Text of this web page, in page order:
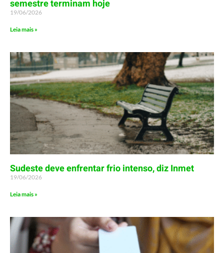
semestre terminam hoje
19/06/2026
Leia mais »
Sudeste deve enfrentar frio intenso, diz Inmet
19/06/2026
Leia mais »